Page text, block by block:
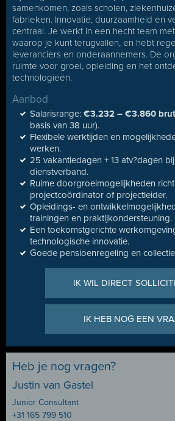
samenkomen, zoals scholen,
fabrieken. Innovatie, duurzaamheid en
centraal. Je werkt in een hecht team
waarop je kunt terugvallen, en hebt
leveranciers en onderaannemers. De
ruimte voor groei, opleiding en het
technologieën.
Aanbod
Salarisrange: €3.232 – €3.860
basis van 38 uur).
Flexibele werktijden en
werken.
25 vakantiedagen + 13 atv?dagen
dienstverband.
Ruime doorgroeimogelijkheden
projectcoördinator of projectleider.
Opleidings- en
trainingen en praktijkondersteuning.
Een toekomstgerichte
technologische innovatie.
Goede pensioenregeling en
IK WIL DIRECT
IK HEB NOG EEN
Heb je nog vragen?
Justin van Gastel
Junior Consultant
+31 165 799 510